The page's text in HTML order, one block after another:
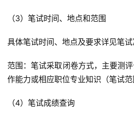
（3）笔试时间、地点和范围
具体笔试时间、地点及要求详见笔试
范围：笔试采取闭卷方式，主要测
作能力或相应职位专业知识（笔试范
（4）笔试成绩查询